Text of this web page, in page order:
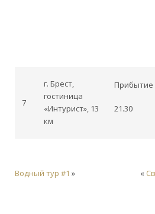
7
г. Брест,
гостиница
«Интурист», 13
км
Прибытие
21.30
Водный тур #1 » «